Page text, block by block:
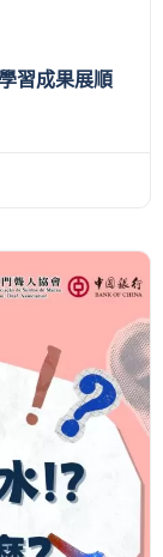
習成果展順